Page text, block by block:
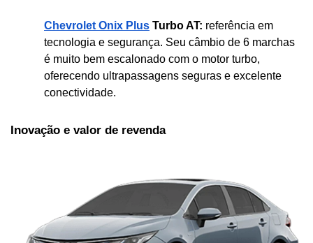
Chevrolet Onix Plus Turbo AT: referência em
tecnologia e segurança. Seu câmbio de 6 marchas
é muito bem escalonado com o motor turbo,
oferecendo ultrapassagens seguras e excelente
conectividade.
Inovação e valor de revenda